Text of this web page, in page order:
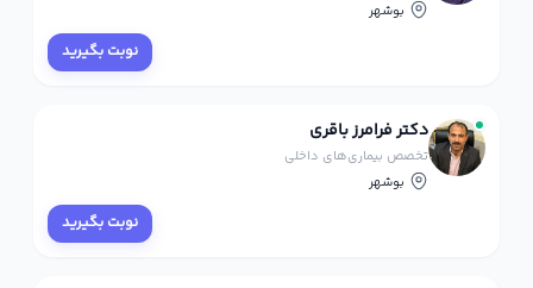
بوشهر
نوبت بگیرید
دکتر فرامرز باقری
تخصص بیماری‌های داخلی
بوشهر
نوبت بگیرید